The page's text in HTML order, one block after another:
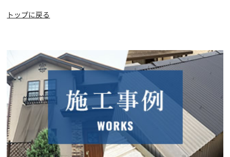
トップに戻る